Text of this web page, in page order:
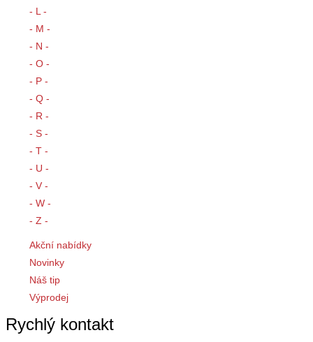
- L -
- M -
- N -
- O -
- P -
- Q -
- R -
- S -
- T -
- U -
- V -
- W -
- Z -
Akční nabídky
Novinky
Náš tip
Výprodej
Rychlý kontakt